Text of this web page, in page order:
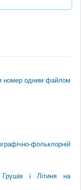
номер одним файлом
фольклорній
і Літиня на